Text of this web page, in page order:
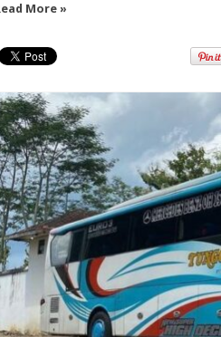
More »